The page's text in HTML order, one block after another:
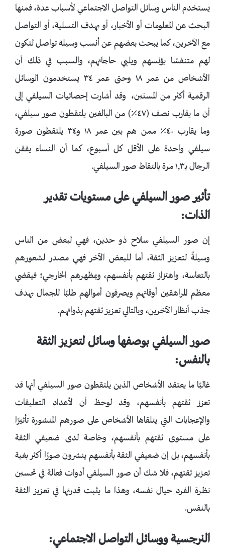
يستخدم الناس وسائل التواصل الاجتماعي لأسباب عدة، فمنها
البحث عن المعلومات أو الأخبار، أو بهدف التسلية، أو التواصل
مع الآخرين، كما يبحث بعضهم عن أنسب وسيلة تواصل لتكون
لهم متنفسًا يؤنسهم ويلبي حاجاتهم، والسبب في ذلك أن
الأشخاص من عمر ١٨ وحتى عمر ٣٤ يستخدمون الوسائل
الرقمية أكثر من المسنين، وقد أشارت إحصائيات السيلفي إلى
أن ما يقارب نصف (٤٧٪) من البالغين يلتقطون صور سيلفي،
وما يقارب ٤٠٪ ممن هم بين عمر ١٨ و٣٤ يلتقطون صورة
سيلفي واحدة على الأقل كل أسبوع، كما أن النساء يفقن
الرجال بـ١,٣ مرة بالتقاط صور السيلفي.
تأثير صور السيلفي على مستويات تقدير
الذات:
إن صور السيلفي سلاح ذو حدين، فهي لبعض من الناس
وسيلةٌ لتعزيز الثقة، أما للبعض الآخر فهي مصدر لشعورهم
بالتعاسة، واهتزاز ثقتهم بأنفسهم، وبمظهرهم الخارجي؛ فيقضي
معظم المراهقين أوقاتهم ويصرفون أموالهم طلبًا للجمال بهدف
جذب أنظار الآخرين، وبالتالي تعزيز ثقتهم بذواتهم.
صور السيلفي بوصفها وسائل لتعزيز الثقة
بالنفس:
غالبًا ما يعتقد الأشخاص الذين يلتقطون صور السيلفي أنها قد
تعزز ثقتهم بأنفسهم، وقد لوحظ أن لأعداد التعليقات
والإعجابات التي يتلقاها الأشخاص على صورهم المنشورة تأثيرًا
على مستوى ثقتهم بأنفسهم، وخاصة لدى ضعيفي الثقة
بأنفسهم، بل إن ضعيفي الثقة بأنفسهم ينشرون صورًا أكثر بغية
تعزيز ثقتهم، فلا شك أن صور السيلفي أدوات فعالة في تحسين
نظرة الفرد حيال نفسه، وهذا ما يثبت قدرتها في تعزيز الثقة
بالنفس.
النرجسية ووسائل التواصل الاجتماعي: